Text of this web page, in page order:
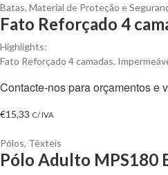
Batas, Material de Proteção e
Fato Reforçado 4
Highlights:
Fato Reforçado 4 camadas.
Contacte-nos para orçamentos e
€15,33 C/ IVA
Pólos, Têxteis
Pólo Adulto MPS180